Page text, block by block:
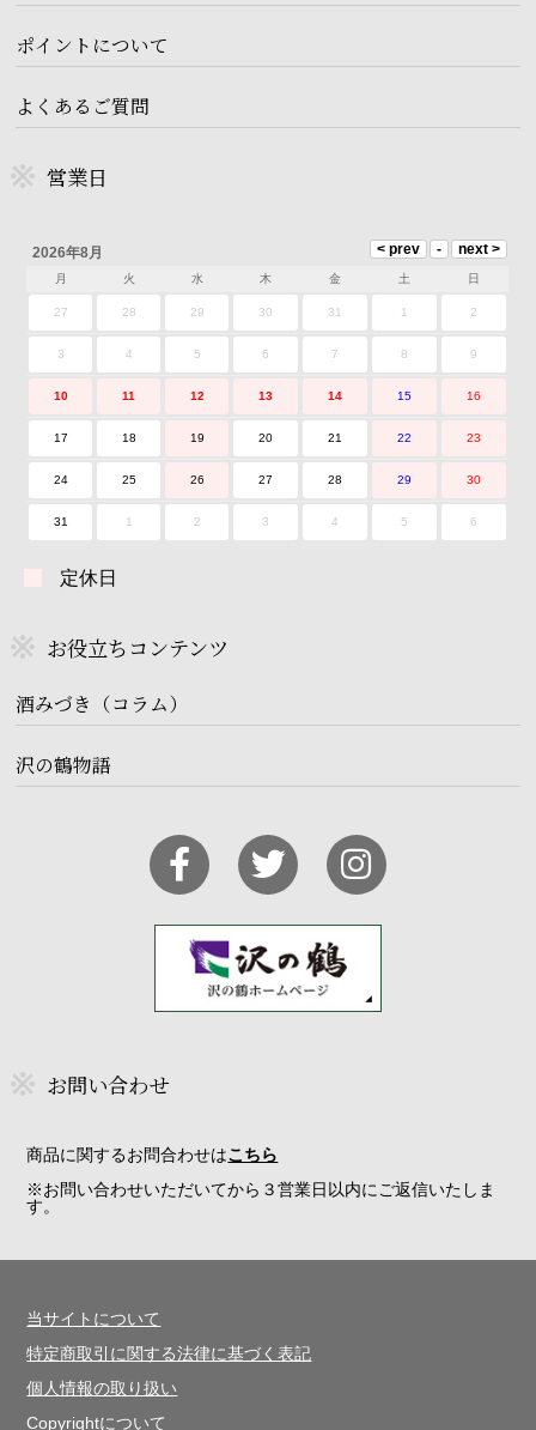
ポイントについて
よくあるご質問
営業日
2026年8月
月 火 水 木 金 土 日
27 28 29 30 31 1 2
3 4 5 6 7 8 9
10 11 12 13 14 15 16
17 18 19 20 21 22 23
24 25 26 27 28 29 30
31 1 2 3 4 5 6
定休日
お役立ちコンテンツ
酒みづき（コラム）
沢の鶴物語
お問い合わせ
商品に関するお問合わせはこちら
※お問い合わせいただいてから３営業日以内にご返信いたしま
す。
当サイトについて
特定商取引に関する法律に基づく表記
個人情報の取り扱い
Copyrightについて